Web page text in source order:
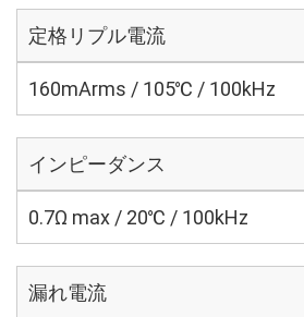
定格リプル電流
160mArms / 105℃ / 100kHz
インピーダンス
0.7Ω max / 20℃ / 100kHz
漏れ電流